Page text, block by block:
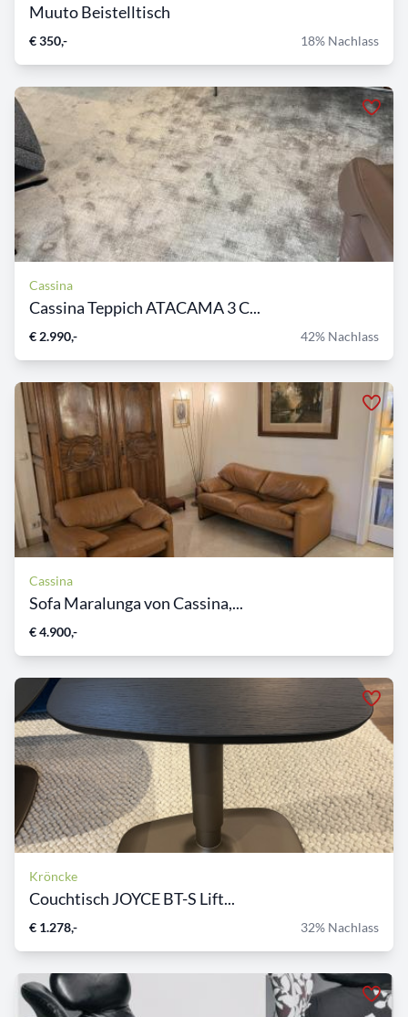
Muuto Beistelltisch
€ 350,- 18% Nachlass
Cassina
Cassina Teppich ATACAMA 3 C...
€ 2.990,- 42% Nachlass
Cassina
Sofa Maralunga von Cassina,...
€ 4.900,-
Kröncke
Couchtisch JOYCE BT-S Lift...
€ 1.278,- 32% Nachlass